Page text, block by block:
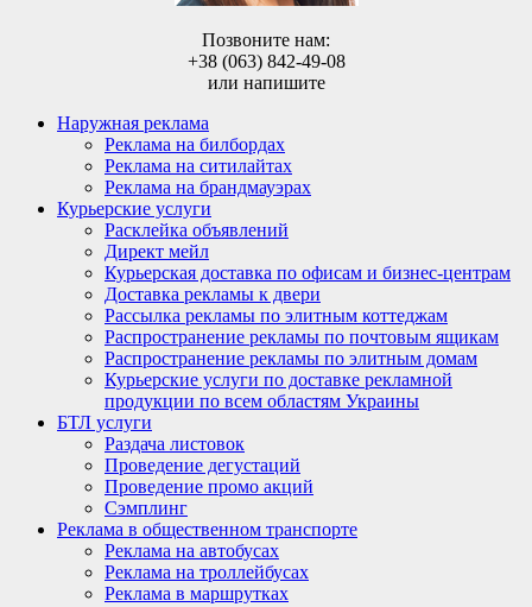
Позвоните нам:
+38 (063) 842-49-08
или напишите
Наружная реклама
Реклама на билбордах
Реклама на ситилайтах
Реклама на брандмауэрах
Курьерские услуги
Расклейка объявлений
Директ мейл
Курьерская доставка по офисам и бизнес-центрам
Доставка рекламы к двери
Рассылка рекламы по элитным коттеджам
Распространение рекламы по почтовым ящикам
Распространение рекламы по элитным домам
Курьерские услуги по доставке рекламной
продукции по всем областям Украины
БТЛ услуги
Раздача листовок
Проведение дегустаций
Проведение промо акций
Сэмплинг
Реклама в общественном транспорте
Реклама на автобусах
Реклама на троллейбусах
Реклама в маршрутках